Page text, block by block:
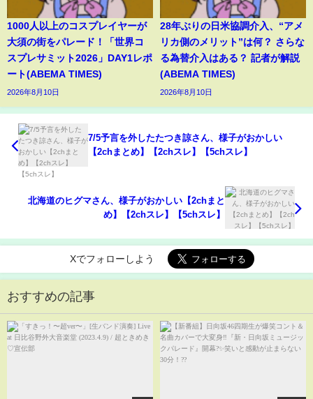
1000人以上のコスプレイヤーが
大須の街をパレード！「世界コ
スプレサミット2026」DAY1レポ
ート(ABEMA TIMES)
2026年8月10日
28年ぶりの日米協調介入、“アメ
リカ側のメリット”は何？ さらな
る為替介入はある？ 記者が解説
(ABEMA TIMES)
2026年8月10日
7/5予言を外したたつき諒さん、様子がおかしい
【2chまとめ】【2chスレ】【5chスレ】
北海道のヒグマさん、様子がおかしい【2chまと
め】【2chスレ】【5chスレ】
Xでフォローしよう
おすすめの記事